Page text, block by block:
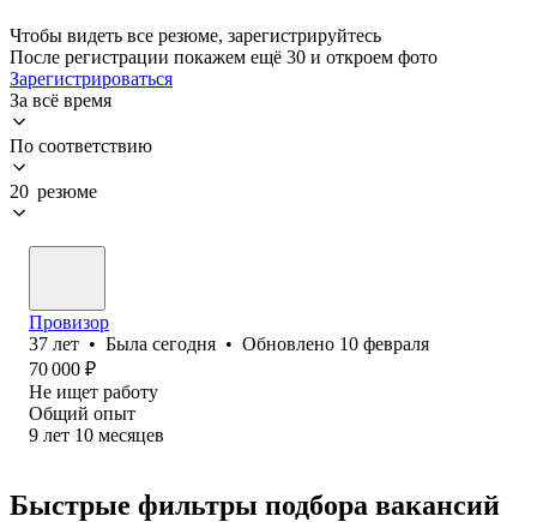
Чтобы видеть все резюме, зарегистрируйтесь
После регистрации покажем ещё 30 и откроем фото
Зарегистрироваться
За всё время
По соответствию
20 резюме
Провизор
37 лет • Была сегодня • Обновлено 10 февраля
70 000 ₽
Не ищет работу
Общий опыт
9 лет 10 месяцев
Быстрые фильтры подбора вакансий